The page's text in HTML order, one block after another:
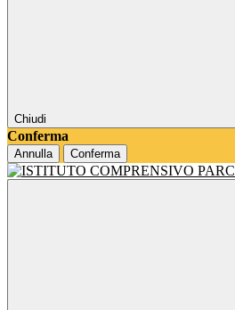
Chiudi
Conferma
Annulla Conferma